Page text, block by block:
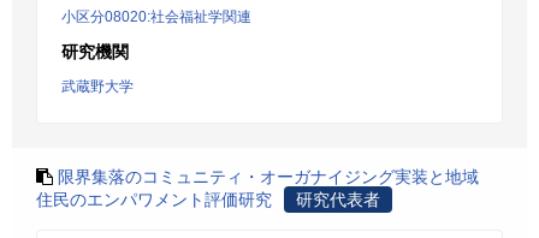
小区分08020:社会福祉学関連
研究機関
武蔵野大学
限界集落のコミュニティ・オーガナイジング実装と地域
住民のエンパワメント評価研究
研究代表者